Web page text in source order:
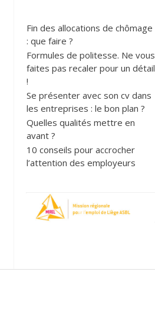
Fin des allocations de chômage
: que faire ?
Formules de politesse. Ne vous
faites pas recaler pour un détail
!
Se présenter avec son cv dans
les entreprises : le bon plan ?
Quelles qualités mettre en
avant ?
10 conseils pour accrocher
l’attention des employeurs
1 2 3